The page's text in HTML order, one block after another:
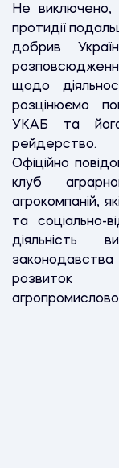
Не
протидії
добрив
щодо
розцінюємо
УКАБ та його
рейдерство.
Офіційно
клуб
агрокомпаній,
та соціально-
діяльність
розвиток